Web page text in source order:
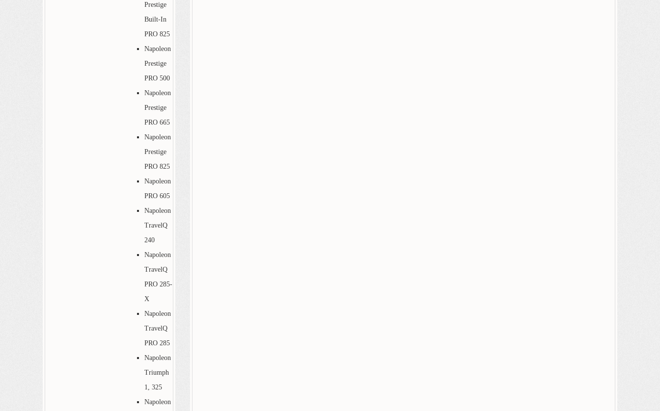
Prestige
Built-In
PRO 825
Napoleon
Prestige
PRO 500
Napoleon
Prestige
PRO 665
Napoleon
Prestige
PRO 825
Napoleon
PRO 605
Napoleon
TravelQ
240
Napoleon
TravelQ
PRO 285-
X
Napoleon
TravelQ
PRO 285
Napoleon
Triumph
1, 325
Napoleon